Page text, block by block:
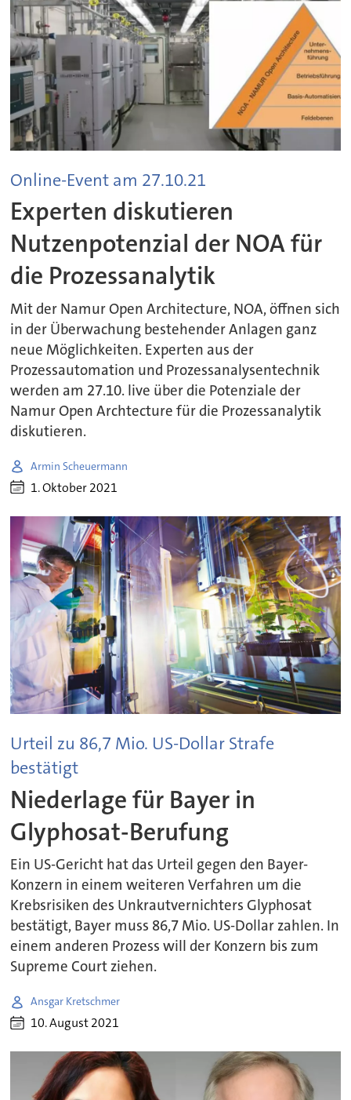
Online-Event am 27.10.21
Experten diskutieren
Nutzenpotenzial der NOA für
die Prozessanalytik
Mit der Namur Open Architecture, NOA, öffnen sich
in der Überwachung bestehender Anlagen ganz
neue Möglichkeiten. Experten aus der
Prozessautomation und Prozessanalysentechnik
werden am 27.10. live über die Potenziale der
Namur Open Archtecture für die Prozessanalytik
diskutieren.
Armin Scheuermann
1. Oktober 2021
Urteil zu 86,7 Mio. US-Dollar Strafe
bestätigt
Niederlage für Bayer in
Glyphosat-Berufung
Ein US-Gericht hat das Urteil gegen den Bayer-
Konzern in einem weiteren Verfahren um die
Krebsrisiken des Unkrautvernichters Glyphosat
bestätigt, Bayer muss 86,7 Mio. US-Dollar zahlen. In
einem anderen Prozess will der Konzern bis zum
Supreme Court ziehen.
Ansgar Kretschmer
10. August 2021